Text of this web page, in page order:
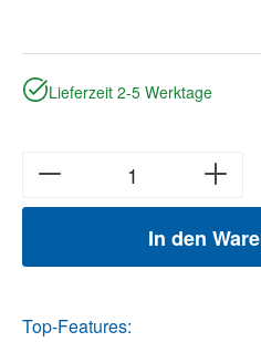
Lieferzeit 2-5 Werktage
In den
Top-Features: